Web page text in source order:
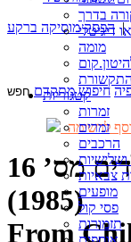
דיגיטלי
מומה
קטגוריות
זמרות
זמרים
הרכבים
צבאיות
מופעים
פסי קול
תזמורות
| הפסק מוסיקה ברקע
חיפוש מתקדם
לרשימה
הישראלי לשירי ילדים מס’ 16
(1985)
From